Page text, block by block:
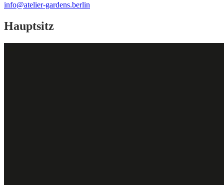
info@atelier-gardens.berlin
Hauptsitz